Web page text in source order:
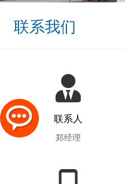
联系我们
联系人
郑经理